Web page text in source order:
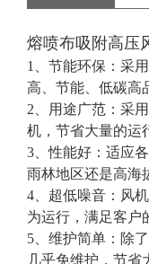
熔喷布吸附高压
1、节能环保：采
高、节能、低碳高
2、用途广范：采
机，节省大量的运
3、性能好：适应
雨林地区还是高海
4、超低噪音：风
为运行，满足客户
5、维护简单：除
几乎免维护，节省